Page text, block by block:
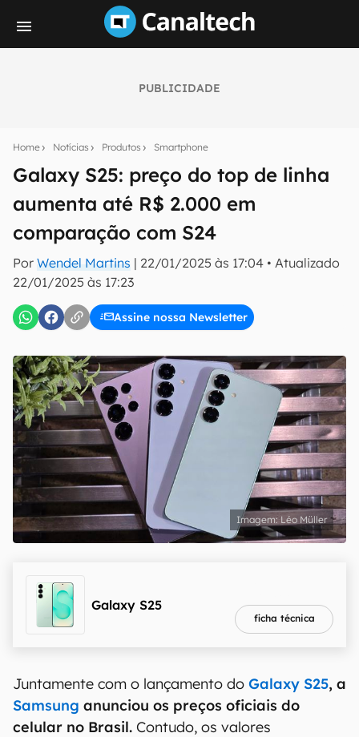
PUBLICIDADE
Home Notícias Produtos Smartphone
Galaxy S25: preço do top de linha
aumenta até R$ 2.000 em
comparação com S24
Por Wendel Martins | 22/01/2025 às 17:04 • Atualizado
22/01/2025 às 17:23
Assine nossa Newsletter
notícias e reviews sobre tecnologia em primeira
mão.
E-mail
inscreva-se
Confirmo que li, aceito e concordo com os Termos de
Uso e Política de Privacidade do Canaltech.
Léo Müller
Galaxy S25
ficha técnica
Juntamente com o lançamento do Galaxy S25, a
Samsung anunciou os preços oficiais do
celular no Brasil. Contudo, os valores